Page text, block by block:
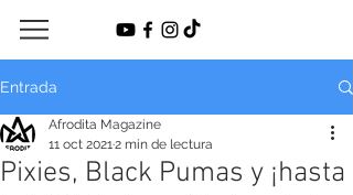
Entrada
Pixies, Black Pumas y ¡hasta
Afrodita Magazine
11 oct 20212 min de lectura